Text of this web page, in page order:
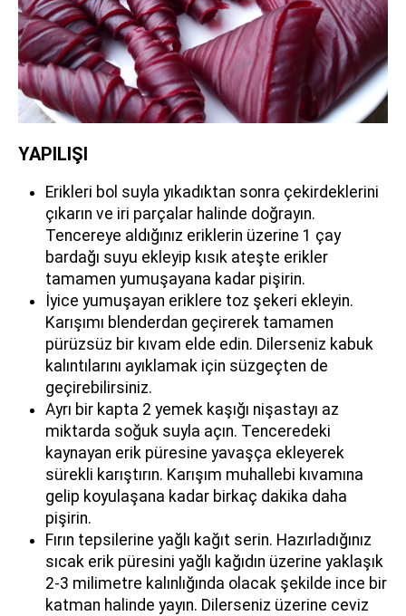
YAPILIŞI
Erikleri bol suyla yıkadıktan sonra çekirdeklerini
çıkarın ve iri parçalar halinde doğrayın.
Tencereye aldığınız eriklerin üzerine 1 çay
bardağı suyu ekleyip kısık ateşte erikler
tamamen yumuşayana kadar pişirin.
İyice yumuşayan eriklere toz şekeri ekleyin.
Karışımı blenderdan geçirerek tamamen
pürüzsüz bir kıvam elde edin. Dilerseniz kabuk
kalıntılarını ayıklamak için süzgeçten de
geçirebilirsiniz.
Ayrı bir kapta 2 yemek kaşığı nişastayı az
miktarda soğuk suyla açın. Tenceredeki
kaynayan erik püresine yavaşça ekleyerek
sürekli karıştırın. Karışım muhallebi kıvamına
gelip koyulaşana kadar birkaç dakika daha
pişirin.
Fırın tepsilerine yağlı kağıt serin. Hazırladığınız
sıcak erik püresini yağlı kağıdın üzerine yaklaşık
2-3 milimetre kalınlığında olacak şekilde ince bir
katman halinde yayın. Dilerseniz üzerine ceviz